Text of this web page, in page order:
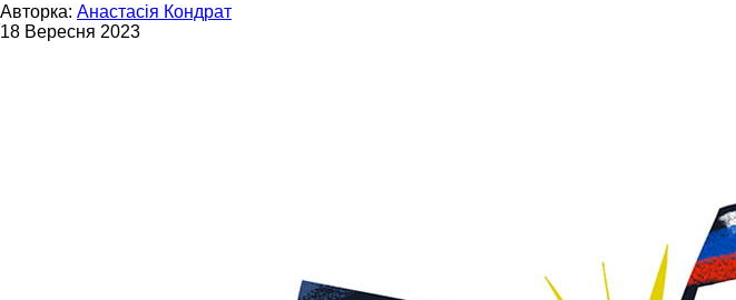
Авторка: Анастасія Кондрат
18 Вересня 2023